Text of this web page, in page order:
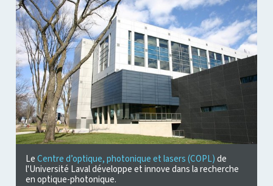
Le Centre d’optique, photonique et lasers (COPL) de
l'Université Laval développe et innove dans la recherche
en optique-photonique.